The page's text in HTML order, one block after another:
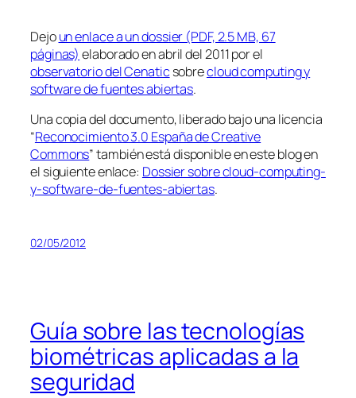
Dejoun enlace a un dossier (PDF, 2.5 MB, 67
páginas) elaborado en abril del 2011 por el
observatorio del Cenatic sobrecloud computing y
software de fuentes abiertas.
Una copia del documento, liberado bajo una licencia
“Reconocimiento 3.0 España de Creative
Commons” también está disponible en este blog en
el siguiente enlace: Dossier sobre cloud-computing-
y-software-de-fuentes-abiertas.
02/05/2012
Guía sobre las tecnologías
biométricas aplicadas a la
seguridad